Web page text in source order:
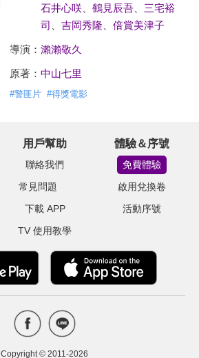
石井心咲、 鶴見辰吾、 三宅裕
司
吉岡秀隆 倍賞美津子
導演： 瀨瀨敬久
原著： 中山七里
#警匪片 #得獎電影
用戶幫助
聯絡我們
常見問題
下載 APP
TV 使用教學
體驗＆序號
免費體驗
啟用兌換卷
活動序號
Copyright © 2011-2026